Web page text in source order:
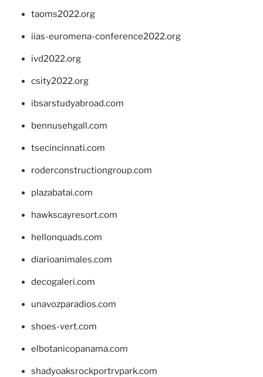
taoms2022.org
iias-euromena-conference2022.org
ivd2022.org
csity2022.org
ibsarstudyabroad.com
bennusehgall.com
tsecincinnati.com
roderconstructiongroup.com
plazabatai.com
hawkscayresort.com
hellonquads.com
diarioanimales.com
decogaleri.com
unavozparadios.com
shoes-vert.com
elbotanicopanama.com
shadyoaksrockportrvpark.com